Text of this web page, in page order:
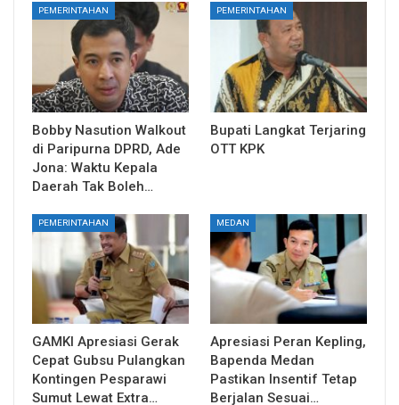
PEMERINTAHAN
Bobby Nasution Walkout
di Paripurna DPRD, Ade
Jona: Waktu Kepala
Daerah Tak Boleh…
PEMERINTAHAN
Bupati Langkat Terjaring
OTT KPK
PEMERINTAHAN
GAMKI Apresiasi Gerak
Cepat Gubsu Pulangkan
Kontingen Pesparawi
Sumut Lewat Extra…
MEDAN
Apresiasi Peran Kepling,
Bapenda Medan
Pastikan Insentif Tetap
Berjalan Sesuai…